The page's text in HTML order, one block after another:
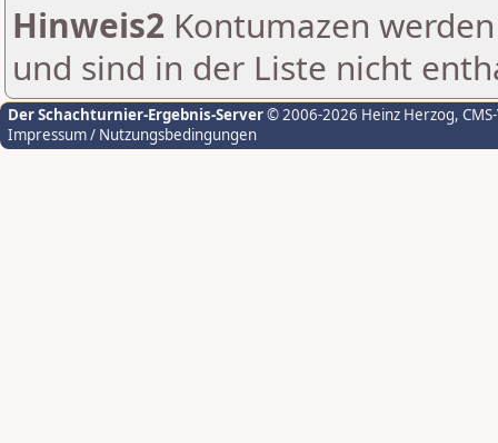
Hinweis2 Kontumazen
und sind in der Liste nicht
Der Schachturnier-Ergebnis-Server© 2006-2026 Heinz Herzog,
Impressum / Nutzungsbedingungen